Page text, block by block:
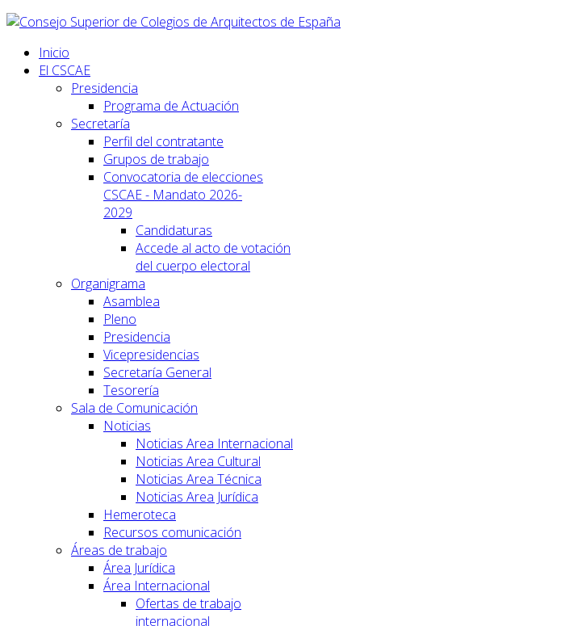
Inicio
El CSCAE
Presidencia
Programa de Actuación
Secretaría
Perfil del contratante
Grupos de trabajo
Convocatoria de elecciones
CSCAE - Mandato 2026-
2029
Candidaturas
Accede al acto de votación
del cuerpo electoral
Organigrama
Asamblea
Pleno
Presidencia
Vicepresidencias
Secretaría General
Tesorería
Sala de Comunicación
Noticias
Noticias Area Internacional
Noticias Area Cultural
Noticias Area Técnica
Noticias Area Jurídica
Hemeroteca
Recursos comunicación
Áreas de trabajo
Área Jurídica
Área Internacional
Ofertas de trabajo
internacional